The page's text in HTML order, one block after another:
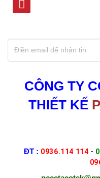
CÔNG TY
THIẾT KẾ
ĐT : 0936.114 114 -